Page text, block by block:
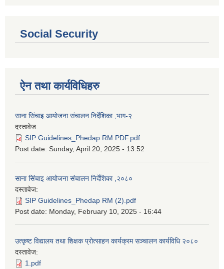
Social Security
ऐन तथा कार्यविधिहरु
साना सिंचाइ आयोजना संचालन निर्देशिका ,भाग-२
दस्तावेज:
SIP Guidelines_Phedap RM PDF.pdf
Post date: Sunday, April 20, 2025 - 13:52
साना सिंचाइ आयोजना संचालन निर्देशिका ,२०८०
दस्तावेज:
SIP Guidelines_Phedap RM (2).pdf
Post date: Monday, February 10, 2025 - 16:44
उत्कृष्ट विद्यालय तथा शिक्षक प्रोत्साहन कार्यक्रम सञ्चालन कार्यविधि २०८०
दस्तावेज:
1.pdf